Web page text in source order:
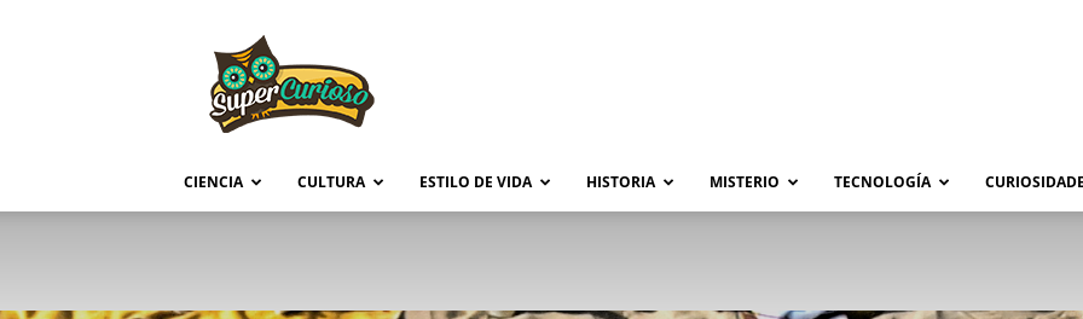
CIENCIA CULTURA ESTILO DE VIDA HISTORIA MISTERIO TECNOLOGÍA